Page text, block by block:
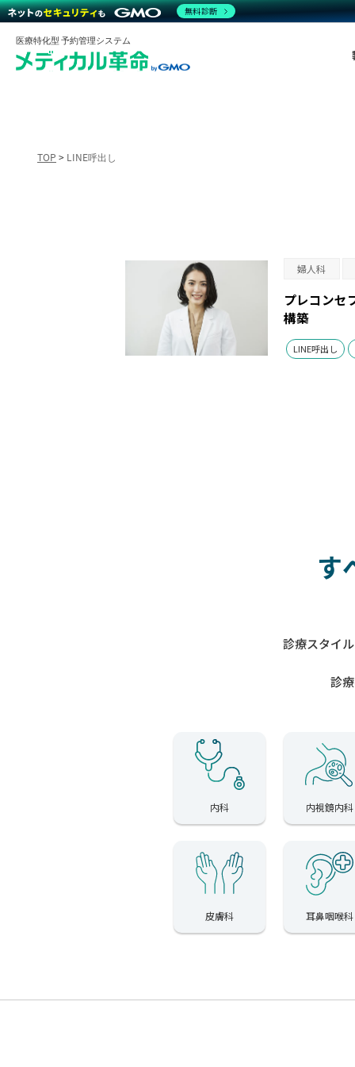
医療特化型 予約管理システム
TOP > LINE呼出し
婦人科
プレコンセ
構築
LINE呼出し
す
診療スタイ
診
内科 内視鏡内科
皮膚科 耳鼻咽喉科
無料診断